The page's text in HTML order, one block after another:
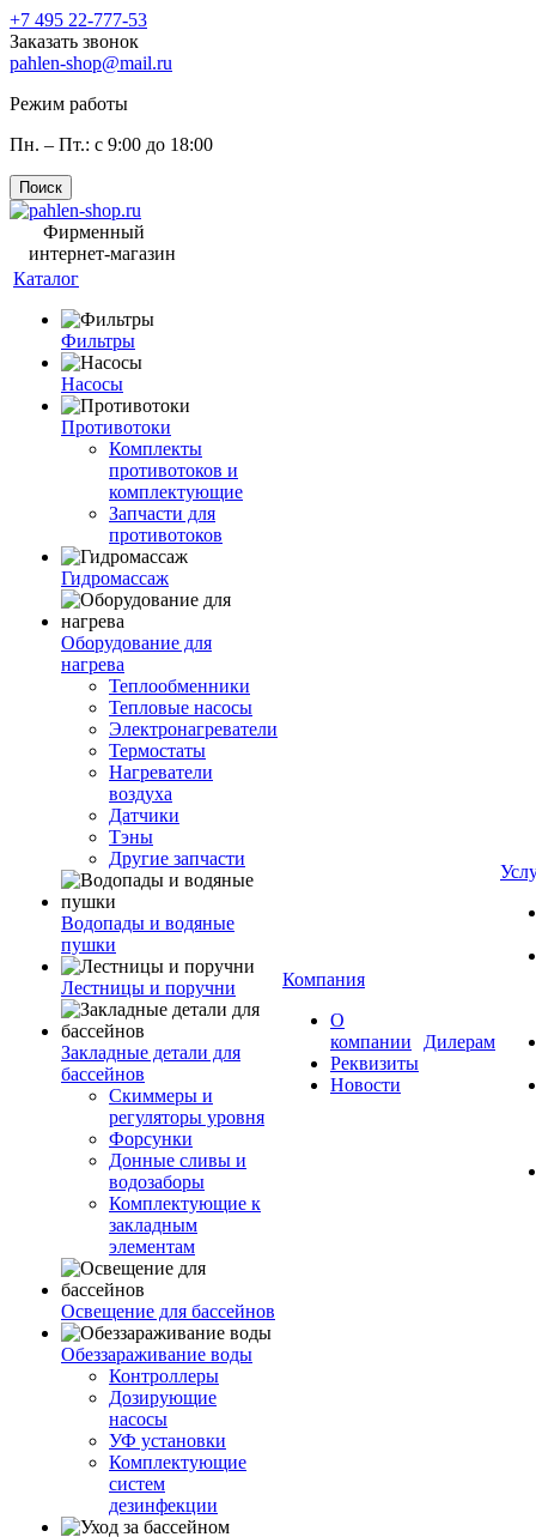
+7 495 22-777-53
Заказать звонок
pahlen-shop@mail.ru
Режим работы
Пн. – Пт.: с 9:00 до 18:00
Поиск
Фирменный
интернет-магазин
Каталог
Фильтры
Насосы
Противотоки
Комплекты
противотоков и
комплектующие
Запчасти для
противотоков
Гидромассаж
Оборудование для
нагрева
Теплообменники
Тепловые насосы
Электронагреватели
Термостаты
Нагреватели
воздуха
Датчики
Тэны
Другие запчасти
Водопады и водяные
пушки
Лестницы и поручни
Закладные детали для
бассейнов
Скиммеры и
регуляторы уровня
Форсунки
Донные сливы и
водозаборы
Комплектующие к
закладным
элементам
Освещение для бассейнов
Обеззараживание воды
Контроллеры
Дозирующие
насосы
УФ установки
Комплектующие
систем
дезинфекции
Компания
О
компании
Реквизиты
Новости
Дилерам